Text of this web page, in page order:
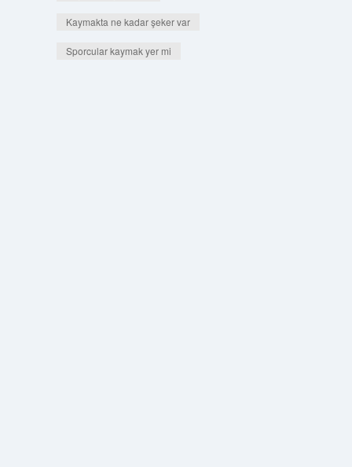
Kaymakta ne kadar şeker var
Sporcular kaymak yer mi